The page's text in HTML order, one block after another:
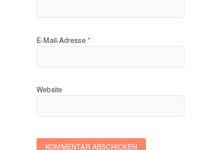
E-Mail-Adresse *
Website